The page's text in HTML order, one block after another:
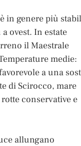
in genere più
ovest. In estate
il Maestrale
medie:
a una
di Scirocco, mare
conservative e
allungano